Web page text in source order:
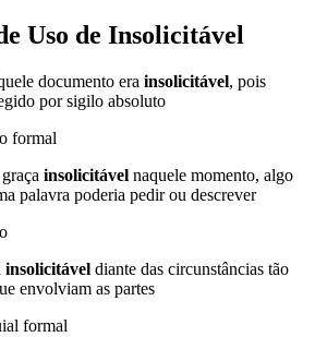
Uso de Insolicitável
documento era insolicitável, pois
por sigilo absoluto
formal
insolicitável naquele momento, algo
palavra poderia pedir ou descrever
insolicitável diante das circunstâncias tão
envolviam as partes
formal